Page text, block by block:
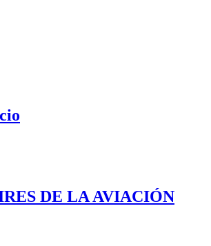
DE LA AVIACIÓN